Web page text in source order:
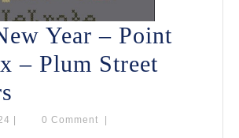
Year – Point
– Plum Street
New
11
0 Comment